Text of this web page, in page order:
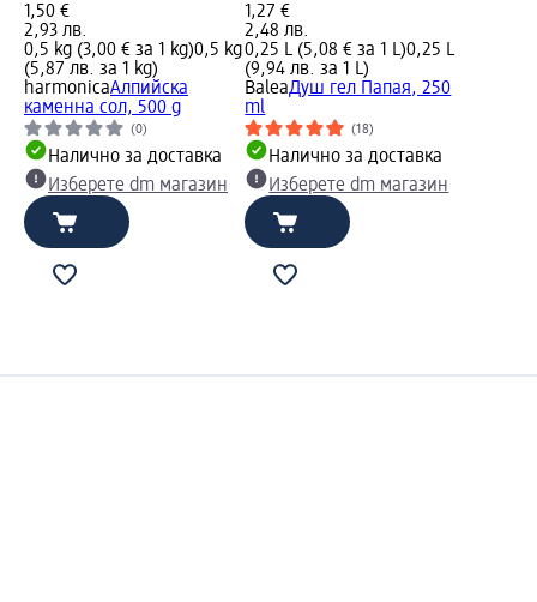
1,50 €
2,93 лв.
0,5 kg (3,00 € за 1 kg)0,5 kg
(5,87 лв. за 1 kg)
harmonicaАлпийска
каменна сол, 500 g
(0)
Налично за доставка
Изберете dm магазин
1,27 €
2,48 лв.
0,25 L (5,08 € за 1 L)0,25 L
(9,94 лв. за 1 L)
BaleaДуш гел Папая, 250
ml
(18)
Налично за доставка
Изберете dm магазин